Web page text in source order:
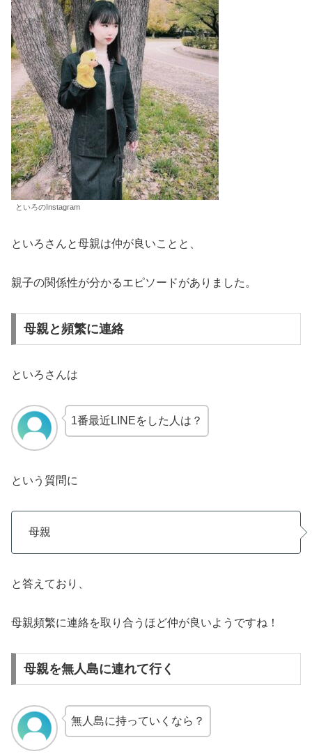
といろのInstagram
といろさんと母親は仲が良いことと、
親子の関係性が分かるエピソードがありました。
母親と頻繁に連絡
といろさんは
1番最近LINEをした人は？
という質問に
母親
と答えており、
母親頻繁に連絡を取り合うほど仲が良いようですね！
母親を無人島に連れて行く
無人島に持っていくなら？